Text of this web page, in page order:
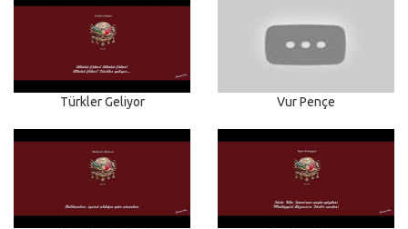
Türkler Geliyor Vur Pençe